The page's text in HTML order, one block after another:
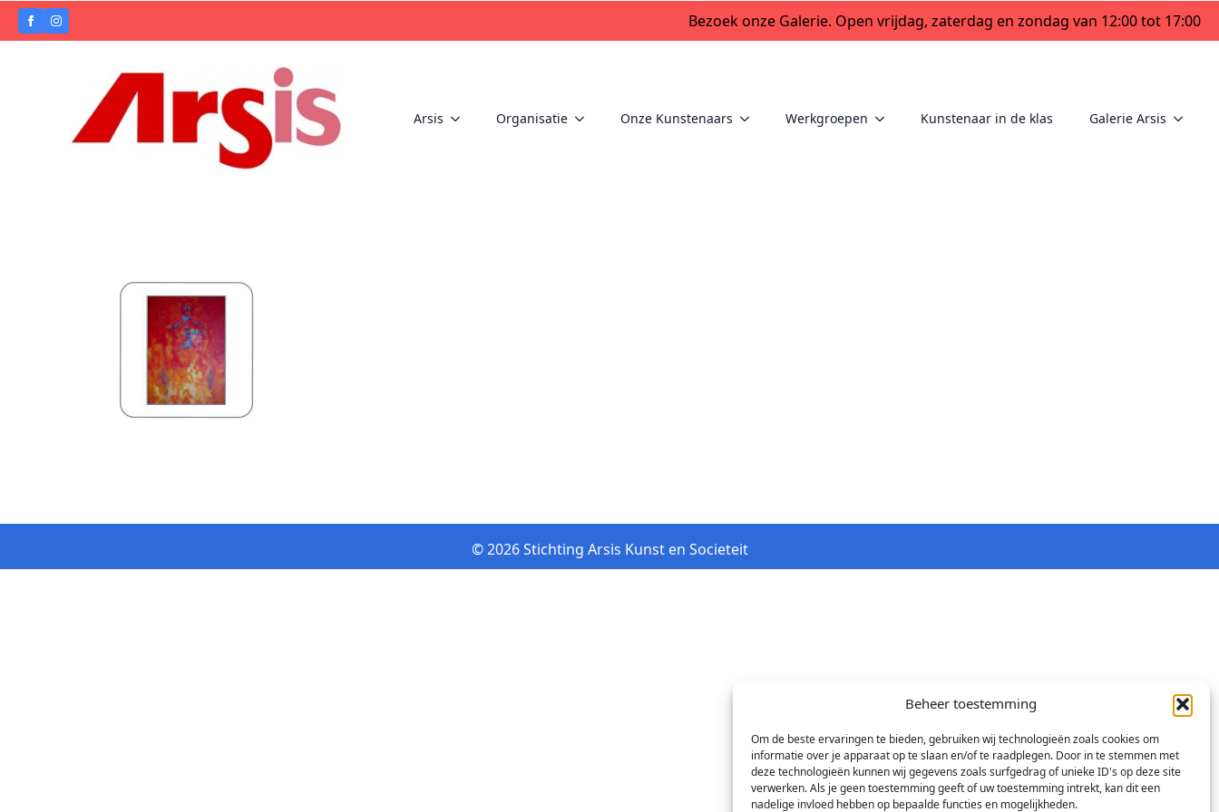
Beheer toestemming
Om de beste ervaringen te bieden, gebruiken wij technologieën zoals cookies om
informatie over je apparaat op te slaan en/of te raadplegen. Door in te stemmen met
deze technologieën kunnen wij gegevens zoals surfgedrag of unieke ID's op deze site
verwerken. Als je geen toestemming geeft of uw toestemming intrekt, kan dit een
nadelige invloed hebben op bepaalde functies en mogelijkheden.
Bezoek onze Galerie. Open vrijdag, zaterdag en zondag van 12:00 tot 17:00
Arsis Organisatie Onze Kunstenaars Werkgroepen Kunstenaar in de klas Galerie Arsis
© 2026 Stichting Arsis Kunst en Societeit